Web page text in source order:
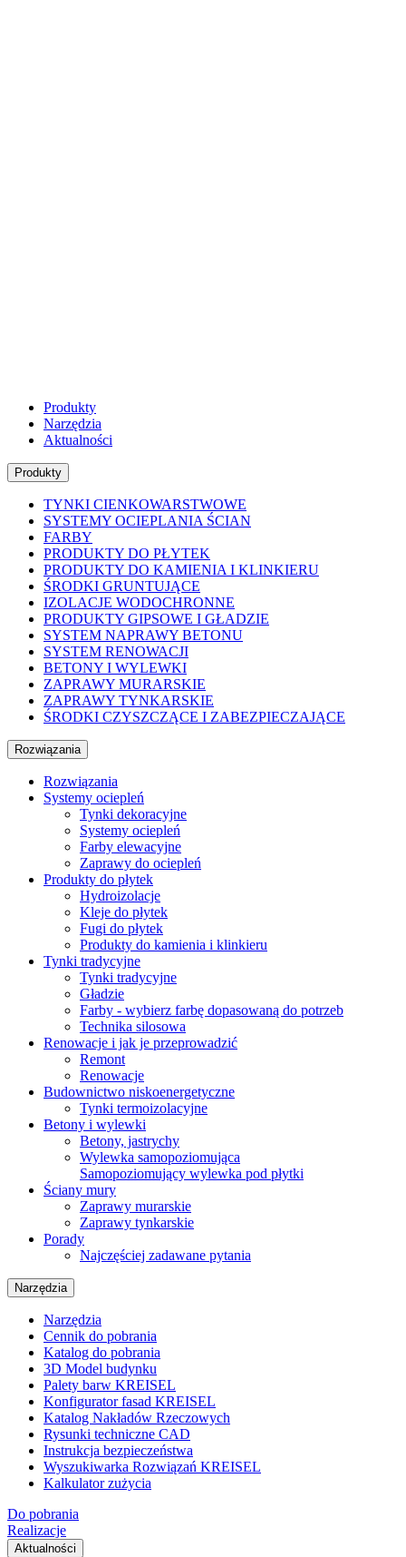
Produkty
Narzędzia
Aktualności
Produkty
TYNKI CIENKOWARSTWOWE
SYSTEMY OCIEPLANIA ŚCIAN
FARBY
PRODUKTY DO PŁYTEK
PRODUKTY DO KAMIENIA I KLINKIERU
ŚRODKI GRUNTUJĄCE
IZOLACJE WODOCHRONNE
PRODUKTY GIPSOWE I GŁADZIE
SYSTEM NAPRAWY BETONU
SYSTEM RENOWACJI
BETONY I WYLEWKI
ZAPRAWY MURARSKIE
ZAPRAWY TYNKARSKIE
ŚRODKI CZYSZCZĄCE I ZABEZPIECZAJĄCE
Rozwiązania
Rozwiązania
Systemy ociepleń
Tynki dekoracyjne
Systemy ociepleń
Farby elewacyjne
Zaprawy do ociepleń
Produkty do płytek
Hydroizolacje
Kleje do płytek
Fugi do płytek
Produkty do kamienia i klinkieru
Tynki tradycyjne
Tynki tradycyjne
Gładzie
Farby - wybierz farbę dopasowaną do potrzeb
Technika silosowa
Renowacje i jak je przeprowadzić
Remont
Renowacje
Budownictwo niskoenergetyczne
Tynki termoizolacyjne
Betony i wylewki
Betony, jastrychy
Wylewka samopoziomująca
Samopoziomujący wylewka pod płytki
Ściany mury
Zaprawy murarskie
Zaprawy tynkarskie
Porady
Najczęściej zadawane pytania
Narzędzia
Narzędzia
Cennik do pobrania
Katalog do pobrania
3D Model budynku
Palety barw KREISEL
Konfigurator fasad KREISEL
Katalog Nakładów Rzeczowych
Rysunki techniczne CAD
Instrukcja bezpieczeństwa
Wyszukiwarka Rozwiązań KREISEL
Kalkulator zużycia
Do pobrania
Realizacje
Aktualności